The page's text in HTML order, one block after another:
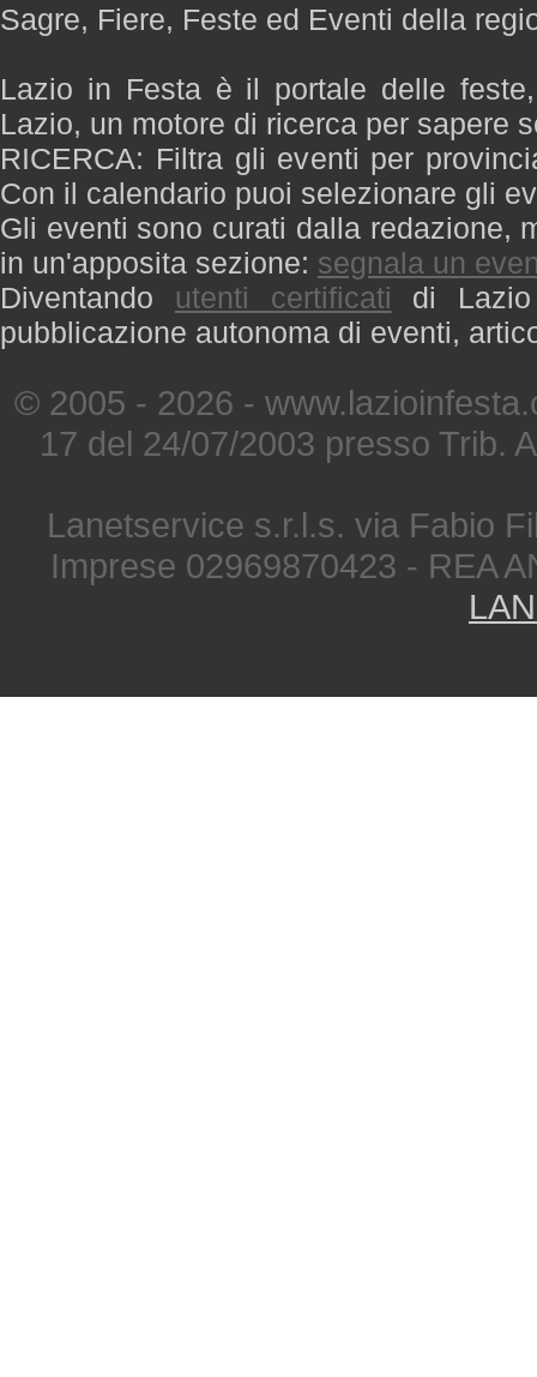
Sagre, Fiere, Feste ed Eventi della
Lazio in Festa è il portale delle
Lazio, un motore di ricerca per sapere
RICERCA: Filtra gli eventi per
Con il calendario puoi selezionare gli
Gli eventi sono curati dalla redazione,
in un'apposita sezione: segnala un
Diventando utenti certificati di
pubblicazione autonoma di eventi,
© 2005 - 2026 -
17 del 24/07/2003 presso Trib.
Lanetservice s.r.l.s. via Fabio
Imprese 02969870423 - REA